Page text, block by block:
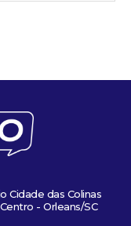
Cidade das Colinas
- Orleans/SC